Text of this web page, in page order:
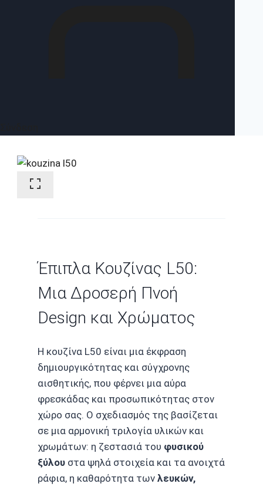
Έπιπλα Κουζίνας L50:
Μια Δροσερή Πνοή
Design και Χρώματος
Η κουζίνα L50 είναι μια έκφραση
δημιουργικότητας και σύγχρονης
αισθητικής, που φέρνει μια αύρα
φρεσκάδας και προσωπικότητας στον
χώρο σας. Ο σχεδιασμός της βασίζεται
σε μια αρμονική τριλογία υλικών και
χρωμάτων: η ζεστασιά του φυσικού
ξύλου στα ψηλά στοιχεία και τα ανοιχτά
ράφια, η καθαρότητα των λευκών,